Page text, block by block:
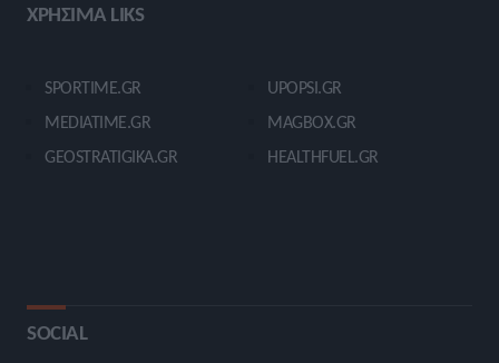
ΧΡΗΣΙΜΑ LIKS
SPORTIME.GR
MEDIATIME.GR
GEOSTRATIGIKA.GR
UPOPSI.GR
MAGBOX.GR
HEALTHFUEL.GR
SOCIAL